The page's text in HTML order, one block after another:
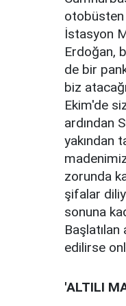
otobüsten
İstasyon
Erdoğan,
de bir
biz
Ekim'de
ardından
yakından
zorunda
şifalar
sonuna
edilirse
'ALTILI